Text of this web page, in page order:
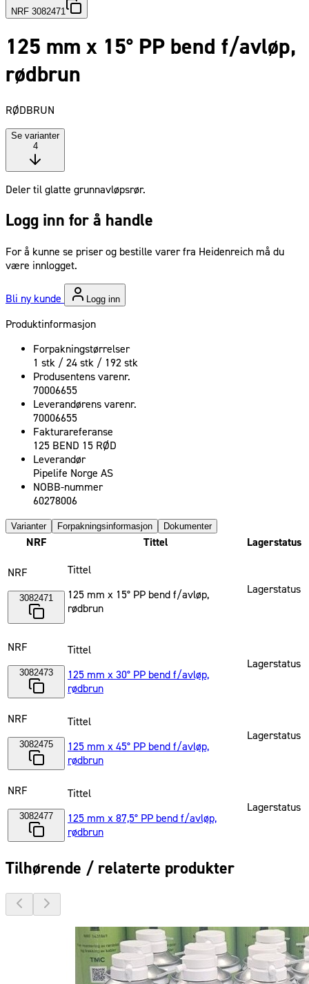
NRF 3082471
125 mm x 15° PP bend f/avløp,
rødbrun
RØDBRUN
Se varianter
4
Deler til glatte grunnavløpsrør.
Logg inn for å handle
For å kunne se priser og bestille varer fra Heidenreich må du
være innlogget.
Bli ny kunde Logg inn
Produktinformasjon
Forpakningstørrelser
1 stk / 24 stk / 192 stk
Produsentens varenr.
70006655
Leverandørens varenr.
70006655
Fakturareferanse
125 BEND 15 RØD
Leverandør
Pipelife Norge AS
NOBB-nummer
60278006
Varianter Forpakningsinformasjon Dokumenter
NRF Tittel Lagerstatus
NRF
3082471
Tittel
125 mm x 15° PP bend f/avløp,
rødbrun
Lagerstatus
NRF
3082473
Tittel
125 mm x 30° PP bend f/avløp,
rødbrun
Lagerstatus
NRF
3082475
Tittel
125 mm x 45° PP bend f/avløp,
rødbrun
Lagerstatus
NRF
3082477
Tittel
125 mm x 87,5° PP bend f/avløp,
rødbrun
Lagerstatus
Tilhørende / relaterte produkter